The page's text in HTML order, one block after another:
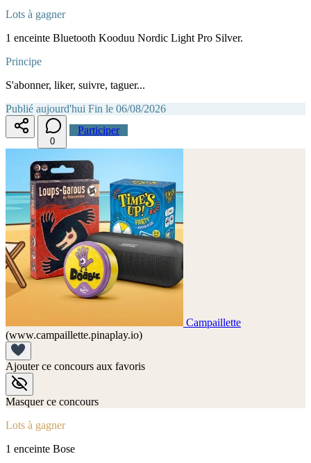
Lots à gagner
1 enceinte Bluetooth Kooduu Nordic Light Pro Silver.
Principe
S'abonner, liker, suivre, taguer...
Publié aujourd'hui Fin le 06/08/2026
0
Participer
Campaillette
(www.campaillette.pinaplay.io)
Ajouter ce concours aux favoris
Masquer ce concours
Lots à gagner
1 enceinte Bose